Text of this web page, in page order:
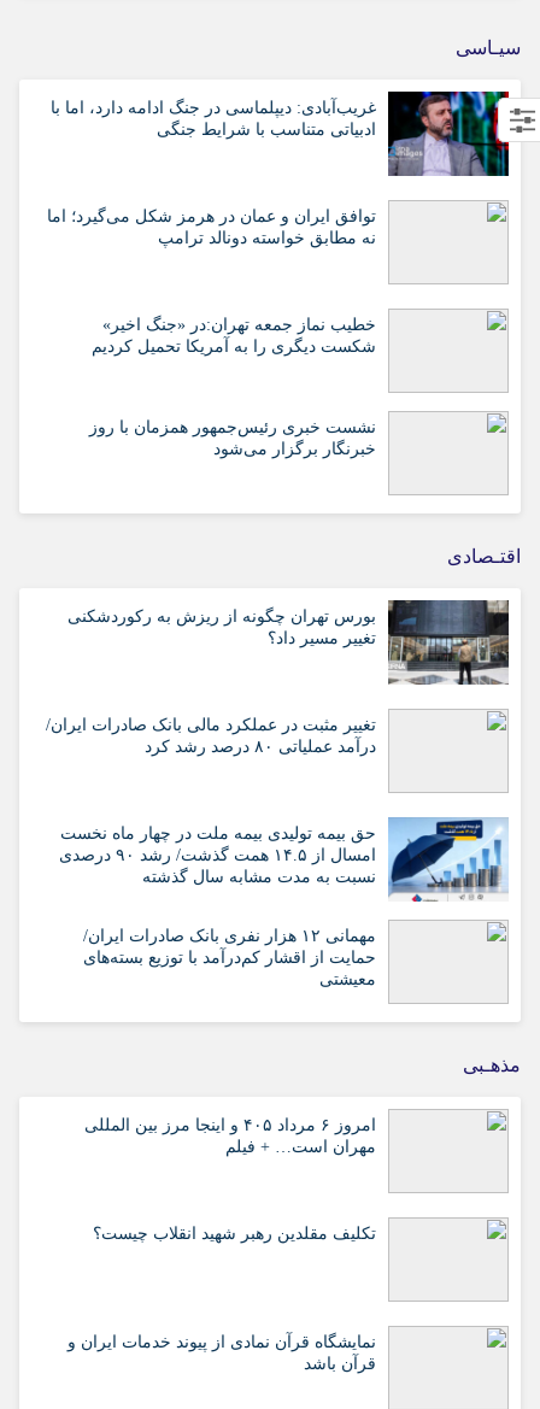
سیـاسی
غریب‌آبادی: دیپلماسی در جنگ ادامه دارد، اما با
ادبیاتی متناسب با شرایط جنگی
توافق ایران و عمان در هرمز شکل می‌گیرد؛ اما
نه مطابق خواسته دونالد ترامپ
خطیب نماز جمعه تهران:در «جنگ اخیر»
شکست دیگری را به آمریکا تحمیل کردیم
نشست خبری رئیس‌جمهور همزمان با روز
خبرنگار برگزار می‌شود
اقتـصادی
بورس تهران چگونه از ریزش به رکوردشکنی
تغییر مسیر داد؟
تغییر مثبت در عملکرد مالی بانک صادرات ایران/
درآمد عملیاتی ۸۰ درصد رشد کرد
حق بیمه تولیدی بیمه ملت در چهار ماه نخست
امسال از ۱۴.۵ همت گذشت/ رشد ۹۰ درصدی
نسبت به مدت مشابه سال گذشته
مهمانی ۱۲ هزار نفری بانک صادرات ایران/
حمایت از اقشار کم‌درآمد با توزیع بسته‌های
معیشتی
مذهـبی
امروز ۶ مرداد ۴۰۵ و اینجا مرز بین المللی
مهران است… + فیلم
تکلیف مقلدین رهبر شهید انقلاب چیست؟
نمایشگاه قرآن نمادی از پیوند خدمات ایران و
قرآن باشد